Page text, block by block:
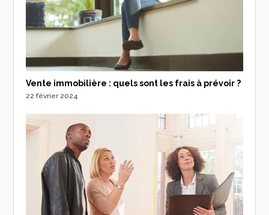
Vente immobilière : quels sont les frais à prévoir ?
22 février 2024